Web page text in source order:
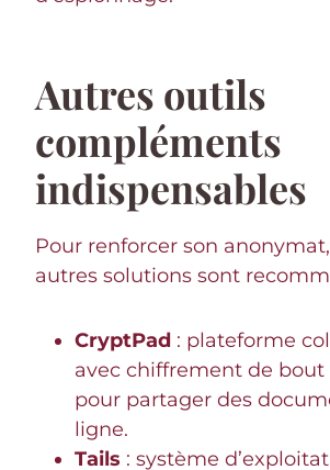
Autres outils
compléments
indispensables
Pour renforcer son
autres solutions sont
CryptPad : plateforme
avec chiffrement de
pour partager des
ligne.
Tails : système